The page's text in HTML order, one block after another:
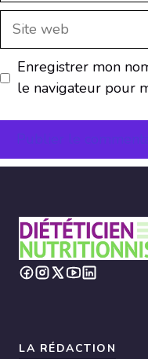
Site
Enregistrer mon
le navigateur pour
LA RÉDACTION